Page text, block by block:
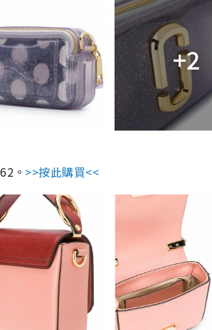
+2
。 >>按此購買<<